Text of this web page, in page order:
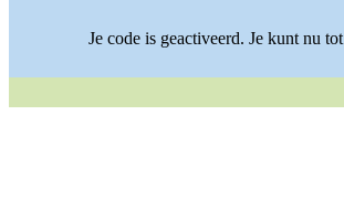
Je code is geactiveerd. Je kunt nu tot